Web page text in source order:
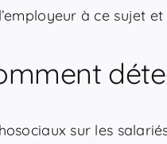
à ce sujet
sur les